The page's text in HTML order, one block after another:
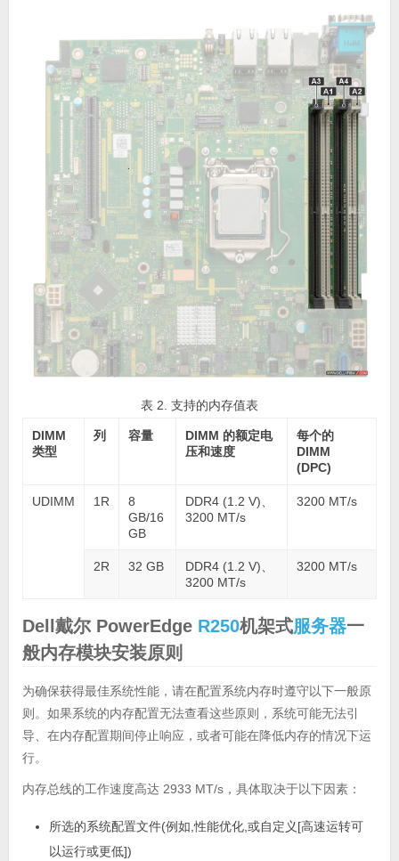
表 2. 支持的内存值表
DIMM
类型
列 容量
DIMM 的额定电
压和速度
每个的
DIMM
(DPC)
UDIMM 1R
8
GB/16
GB
DDR4 (1.2 V)、
3200 MT/s
3200 MT/s
2R 32 GB
DDR4 (1.2 V)、
3200 MT/s
3200 MT/s
Dell戴尔 PowerEdge R250机架式服务器一
般内存模块安装原则
为确保获得最佳系统性能，请在配置系统内存时遵守以下一般原
则。如果系统的内存配置无法查看这些原则，系统可能无法引
导、在内存配置期间停止响应，或者可能在降低内存的情况下运
行。
内存总线的工作速度高达 2933 MT/s，具体取决于以下因素：
所选的系统配置文件(例如,性能优化,或自定义[高速运转可
以运行或更低])